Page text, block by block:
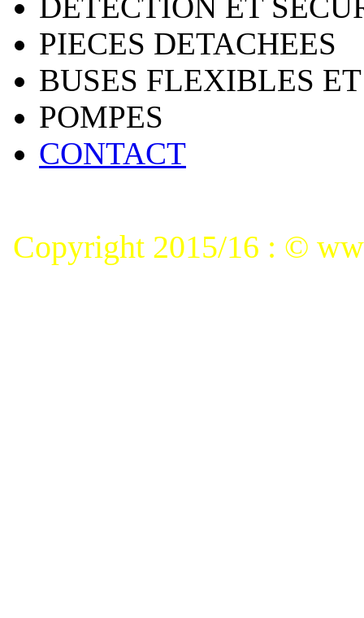
PIECES DETACHEES
BUSES FLEXIBLES
POMPES
CONTACT
Copyright 2015/16 : ©